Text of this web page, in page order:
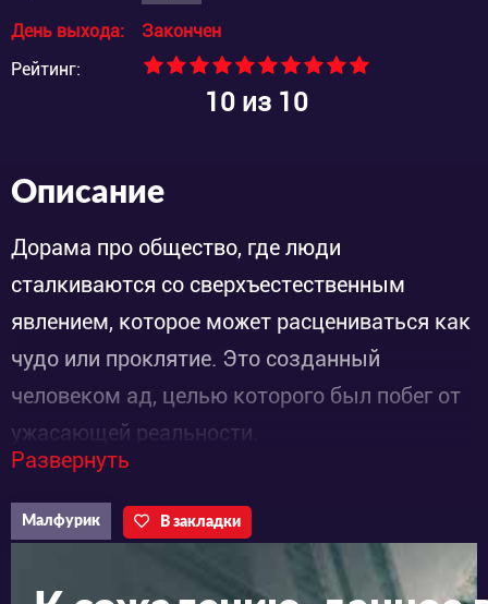
День выхода:
Закончен
Рейтинг:
10из 10
Описание
Дорама про общество, где люди
сталкиваются со сверхъестественным
явлением, которое может расцениваться как
чудо или проклятие. Это созданный
человеком ад, целью которого был побег от
ужасающей реальности.
Ю А Ин сыграет Чон Чжин Су, главу новой
религии «Сэджинрихо», который утверждает,
что появление Жнеца смерти в аду является
Развернуть
Малфурик В закладки